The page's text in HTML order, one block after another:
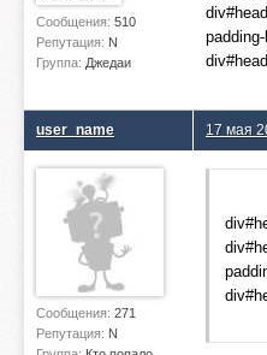
Сообщения: 510
Репутация: N
Группа: Джедаи
user_name
Сообщения: 271
Репутация: N
17 мая